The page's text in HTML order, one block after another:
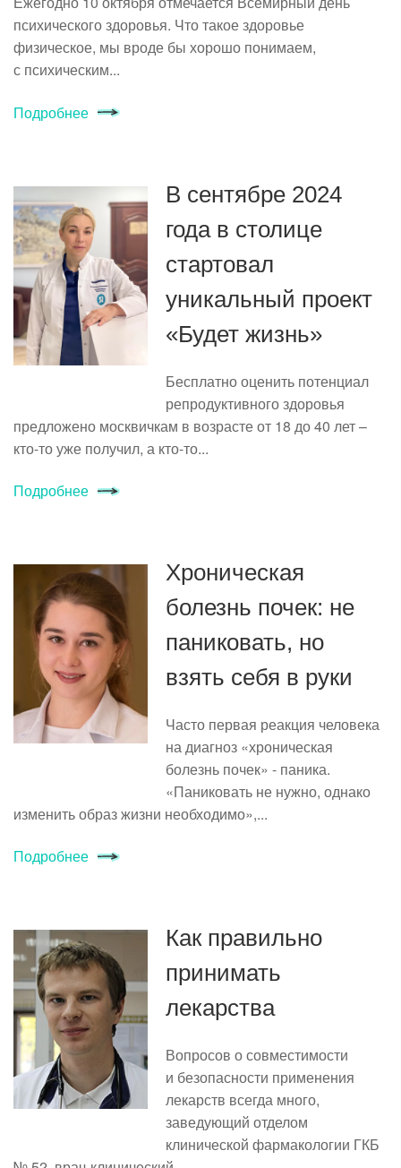
психического здоровья. Что такое здоровье
физическое, мы вроде бы хорошо понимаем,
с психическим...
Подробнее
В сентябре 2024
года в столице
стартовал
уникальный проект
«Будет жизнь»
Бесплатно оценить потенциал
репродуктивного здоровья
предложено москвичкам в возрасте от 18 до 40 лет –
кто-то уже получил, а кто-то...
Подробнее
Хроническая
болезнь почек: не
паниковать, но
взять себя в руки
Часто первая реакция человека
на диагноз «хроническая
болезнь почек» - паника.
«Паниковать не нужно, однако
изменить образ жизни необходимо»,...
Подробнее
Как правильно
принимать
лекарства
Вопросов о совместимости
и безопасности применения
лекарств всегда много,
заведующий отделом
клинической фармакологии ГКБ